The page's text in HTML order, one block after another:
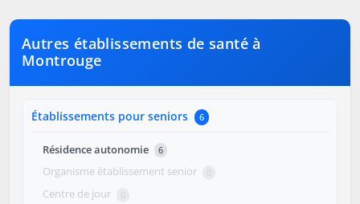
Autres établissements de santé à
Montrouge
Établissements pour seniors 6
Résidence autonomie 6
Organisme établissement senior 0
Centre de jour 0